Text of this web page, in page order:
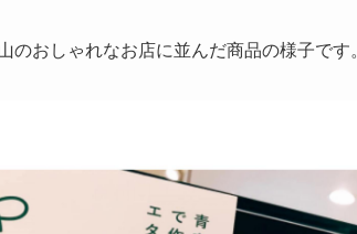
のおしゃれなお店に並んだ商品の様子です。